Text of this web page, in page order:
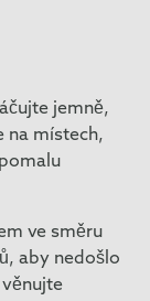
jemně,
na místech,
ve směru
aby nedošlo